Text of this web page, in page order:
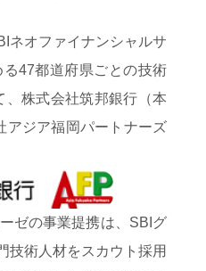
ネオファイナンシャルサ
47都道府県ごとの技術
株式会社筑邦銀行（本
アジア福岡パートナーズ
ゼの事業提携は、SBIグ
技術人材をスカウト採用